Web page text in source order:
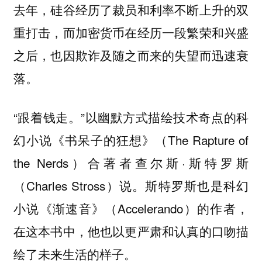
去年，硅谷经历了裁员和利率不断上升的双
重打击，而加密货币在经历一段繁荣和兴盛
之后，也因欺诈及随之而来的失望而迅速衰
落。
“跟着钱走。”以幽默方式描绘技术奇点的科
幻小说《书呆子的狂想》（The Rapture of
the Nerds）合著者查尔斯·斯特罗斯
（Charles Stross）说。斯特罗斯也是科幻
小说《渐速音》（Accelerando）的作者，
在这本书中，他也以更严肃和认真的口吻描
绘了未来生活的样子。